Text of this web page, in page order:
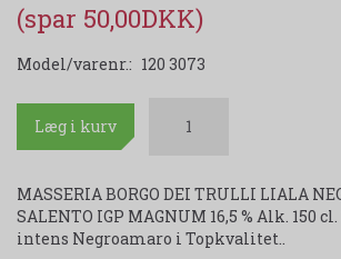
(spar 50,00DKK)
Model/varenr.: 120 3073
Læg i kurv
MASSERIA BORGO DEI TRULLI LIALA
SALENTO IGP MAGNUM 16,5 % Alk. 150
intens Negroamaro i Topkvalitet..